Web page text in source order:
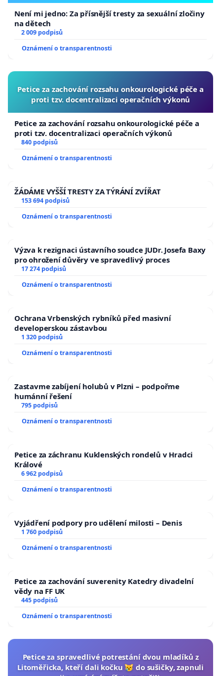
Není mi jedno: Za přísnější tresty za sexuální zločiny
na dětech
2 009 podpisů
Oznámení o transparentnosti
Petice za zachování rozsahu onkourologické péče a
proti tzv. docentralizaci operačních výkonů
Petice za zachování rozsahu onkourologické péče a
proti tzv. docentralizaci operačních výkonů
840 podpisů
Oznámení o transparentnosti
ŽÁDÁME VYŠŠÍ TRESTY ZA TÝRÁNÍ ZVÍŘAT
153 694 podpisů
Oznámení o transparentnosti
Výzva k rezignaci ústavního soudce JUDr. Josefa Baxy
pro ohrožení důvěry ve spravedlivý proces
17 274 podpisů
Oznámení o transparentnosti
Ochrana Vrbenských rybníků před masivní
developerskou zástavbou
1 320 podpisů
Oznámení o transparentnosti
Zastavme zabíjení holubů v Plzni – podpořme
humánní řešení
795 podpisů
Oznámení o transparentnosti
Petice za záchranu Kuklenských rondelů v Hradci
Králové
6 962 podpisů
Oznámení o transparentnosti
Vyjádření podpory pro udělení milosti – Denis
1 760 podpisů
Oznámení o transparentnosti
Petice za zachování suverenity Katedry divadelní
vědy na FF UK
445 podpisů
Oznámení o transparentnosti
Petice za spravedlivé potrestání dvou mladíků z
Litoměřicka, kteří dali kočku 😿 do sušičky, zapnuli